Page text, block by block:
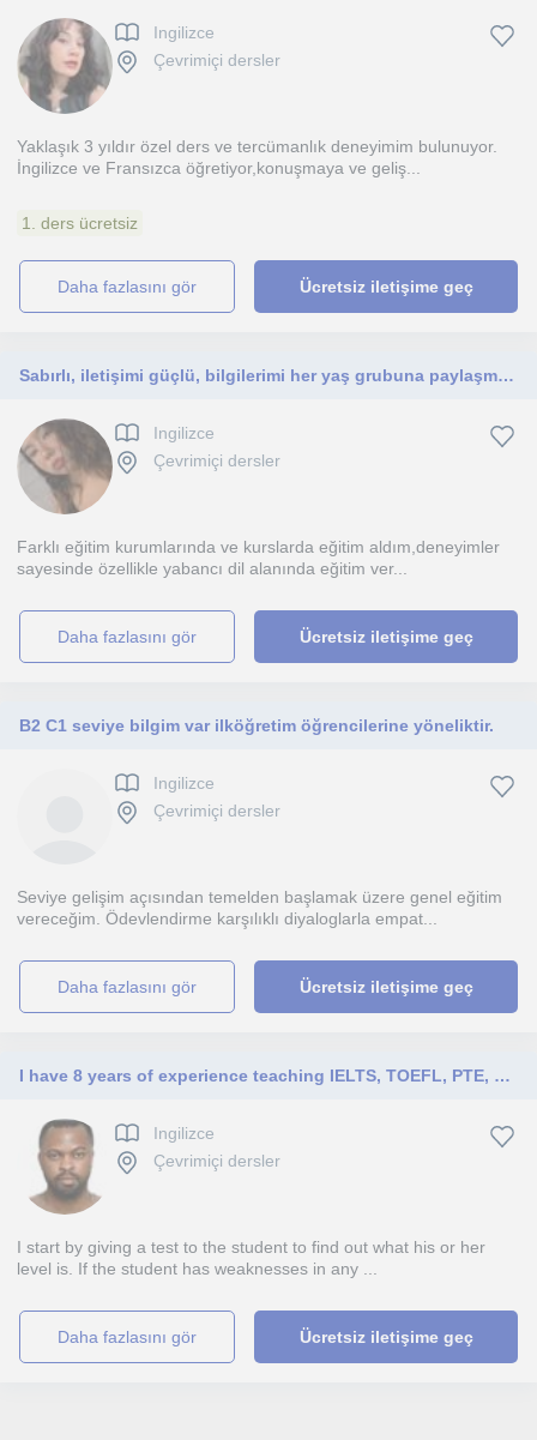
Ingilizce
Çevrimiçi dersler
Yaklaşık 3 yıldır özel ders ve tercümanlık deneyimim bulunuyor.
İngilizce ve Fransızca öğretiyor,konuşmaya ve geliş...
1. ders ücretsiz
daha fazlasını gör Ücretsiz iletişime geç
Sabırlı, iletişimi güçlü, bilgilerimi her yaş grubuna paylaşmaya hazır bir eğitmenim
Ingilizce
Çevrimiçi dersler
Farklı eğitim kurumlarında ve kurslarda eğitim aldım,deneyimler
sayesinde özellikle yabancı dil alanında eğitim ver...
daha fazlasını gör Ücretsiz iletişime geç
B2 C1 seviye bilgim var ilköğretim öğrencilerine yöneliktir.
Ingilizce
Çevrimiçi dersler
Seviye gelişim açısından temelden başlamak üzere genel eğitim
vereceğim. Ödevlendirme karşılıklı diyaloglarla empat...
daha fazlasını gör Ücretsiz iletişime geç
I have 8 years of experience teaching IELTS, TOEFL, PTE, Pearsons, and many university proficiency exams.
Ingilizce
Çevrimiçi dersler
I start by giving a test to the student to find out what his or her
level is. If the student has weaknesses in any ...
daha fazlasını gör Ücretsiz iletişime geç